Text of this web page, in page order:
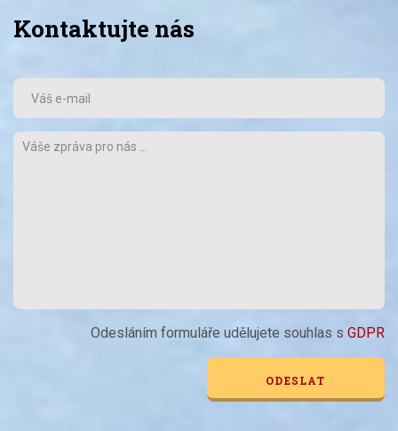
Kontaktujte nás
Odesláním formuláře udělujete souhlas s GDPR